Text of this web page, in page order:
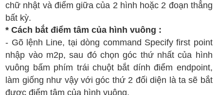
chữ nhật và điểm giữa của 2 hình hoặc 2 đoạn thẳng
bất kỳ.
* Cách bắtđiểm tâm của hình vuông :
- Gõ lệnh Line, tại dòng command Specify first point
nhập vào m2p, sau đó chọn góc thứ nhất của hình
vuông bấm phím trái chuột bắt dínhđiểm endpoint,
làm giống như vậy với góc thứ 2 đối diện à ta sẽ bắt
đượcđiểm tâm của hình vuông.